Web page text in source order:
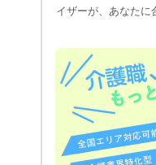
イザーが、あなたに